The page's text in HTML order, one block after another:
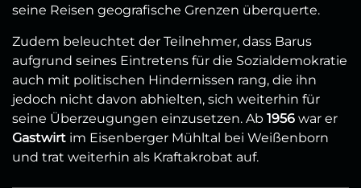
seine Reisen geografische Grenzen überquerte.
Zudem beleuchtet der Teilnehmer, dass Barus
aufgrund seines Eintretens für die Sozialdemokratie
auch mit politischen Hindernissen rang, die ihn
jedoch nicht davon abhielten, sich weiterhin für
seine Überzeugungen einzusetzen. Ab 1956 war er
Gastwirt im Eisenberger Mühltal bei Weißenborn
und trat weiterhin als Kraftakrobat auf.